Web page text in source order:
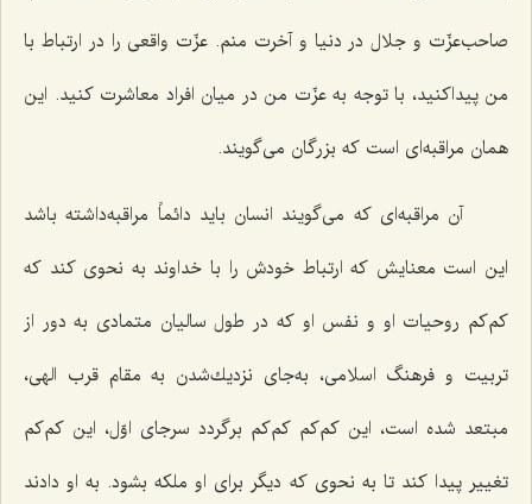
صاحب‌عزّت و جلال در دنیا و آخرت منم. عزّت واقعی را در ارتباط با
من پیداكنید، با توجه به عزّت من در میان افراد معاشرت كنید. این
همان مراقبه‌ای است كه بزرگان می‌گویند.
آن مراقبه‌ای كه می‌گویند انسان باید دائماً مراقبه‌داشته باشد
این است معنایش كه ارتباط خودش را با خداوند به نحوی كند كه
كم‌كم روحیات او و نفس او كه در طول سالیان متمادی به دور از
تربیت و فرهنگ اسلامی، به‌جای نزدیك‌شدن به مقام قرب الهی،
مبتعد شده است، این كم‌كم كم‌كم برگردد سرجای اوّل، این كم‌كم
تغییر پیدا كند تا به نحوی كه دیگر برای او ملكه بشود. به او دادند